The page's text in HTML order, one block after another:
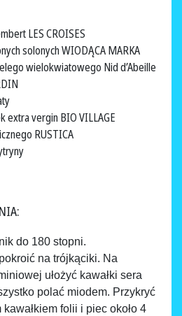
LES CROISES
solonych WIODĄCA MARKA
wielokwiatowego Nid d’Abeille
extra vergin BIO VILLAGE
RUSTICA
do 180 stopni.
na trójkąciki. Na
ułożyć kawałki sera
polać miodem. Przykryć
folii i piec około 4